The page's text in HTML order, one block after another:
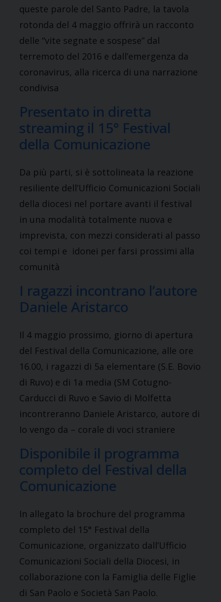
queste parole del Santo Padre, la tavola
rotonda del 4 maggio offrirà un racconto
delle “vite segnate e sospese” dal
terremoto del 2016 e dall’emergenza da
coronavirus, alla ricerca di una narrazione
condivisa
Presentato in diretta
streaming il 15° Festival
della Comunicazione
Da più parti, si è sottolineata la reazione
resiliente dell’Ufficio Comunicazioni Sociali
della diocesi nel portare avanti il festival
in una modalità totalmente nuova e
imprevista, con mezzi considerati al passo
coi tempi e idonei per farsi prossimi alla
comunità
I ragazzi incontrano l’autore
Daniele Aristarco
Il 4 maggio prossimo, giorno di apertura
del Festival della Comunicazione, alle ore
16.00, i ragazzi di 5a elementare (S.E. Bovio
di Ruvo) e di 1a media (SM Cotugno-
Carducci di Ruvo e Savio di Molfetta
incontreranno Daniele Aristarco, autore di
Io vengo da – corale di voci straniere
Disponibile il programma
completo del Festival della
Comunicazione
In allegato la brochure del programma
completo del 15° Festival della
Comunicazione, organizzato dall’Ufficio
Comunicazioni Sociali della Diocesi, in
collaborazione con la Famiglia delle Figlie
di San Paolo e Società San Paolo.